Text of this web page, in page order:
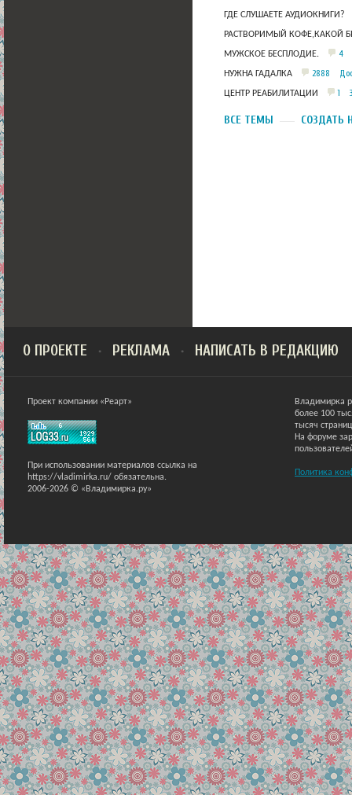
ГДЕ СЛУШАЕТЕ АУДИОКНИГИ?
РАСТВОРИМЫЙ КОФЕ,КАКОЙ
МУЖСКОЕ БЕСПЛОДИЕ. 4
НУЖНА ГАДАЛКА 2888
ЦЕНТР РЕАБИЛИТАЦИИ 1
ВСЕ ТЕМЫ СОЗДАТЬ
О ПРОЕКТЕ РЕКЛАМА НАПИСАТЬ В РЕДАКЦИЮ
Проект компании «Реарт»
При использовании материалов ссылка на
https://vladimirka.ru/ обязательна.
2006-2026 © «Владимирка.ру»
Владимирка
более 100
тысяч
На форуме
Политика